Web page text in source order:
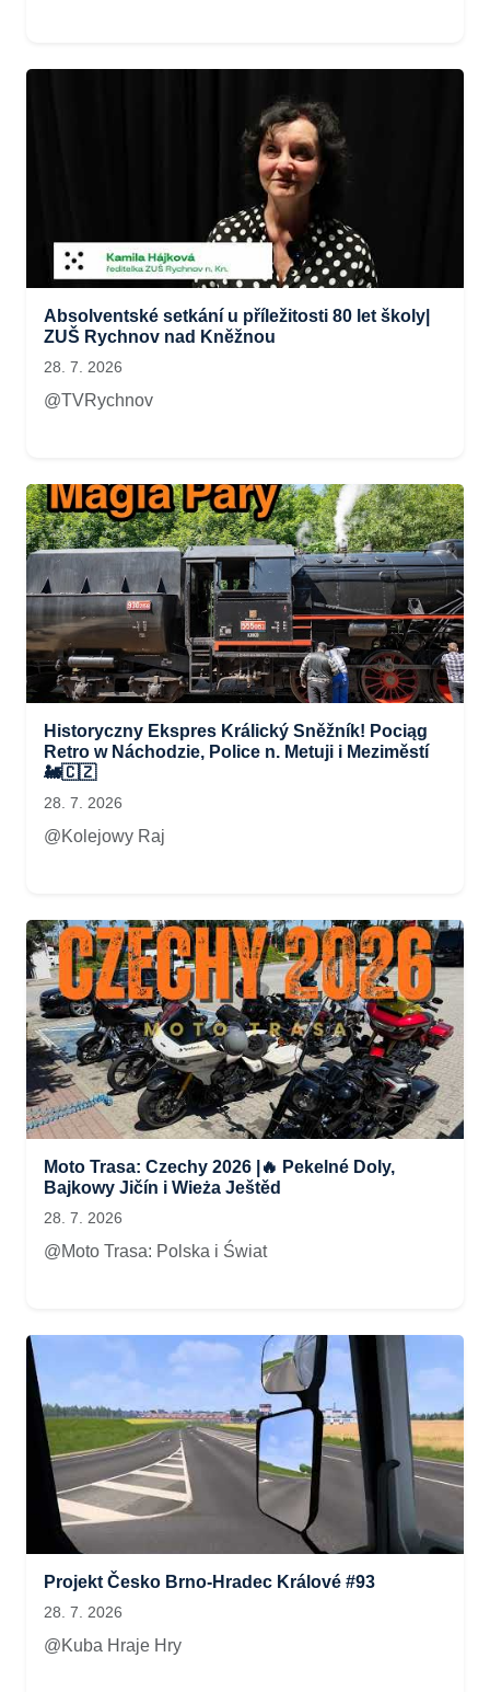
Absolventské setkání u příležitosti 80 let školy|
ZUŠ Rychnov nad Kněžnou
28. 7. 2026
@TVRychnov
Historyczny Ekspres Králický Sněžník! Pociąg
Retro w Náchodzie, Police n. Metuji i Meziměstí
🚂🇨🇿
28. 7. 2026
@Kolejowy Raj
Moto Trasa: Czechy 2026 |🔥 Pekelné Doly,
Bajkowy Jičín i Wieża Ještěd
28. 7. 2026
@Moto Trasa: Polska i Świat
Projekt Česko Brno-Hradec Králové #93
28. 7. 2026
@Kuba Hraje Hry